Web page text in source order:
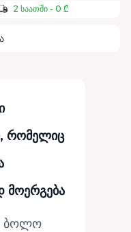
2 საათში - 0 ₾
რომელიც
მოერგება
ბოლო